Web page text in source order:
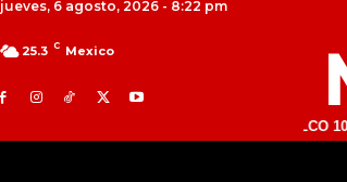
jueves, 6 agosto, 2026 - 8:22 pm
25.3 C Mexico
TOLUCA 98.9 FM | ATLACOMULCO 104.7